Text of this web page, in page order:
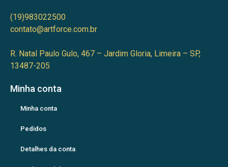
(19)983022500
contato@artforce.com.br
R. Natal Paulo Gulo, 467 – Jardim Gloria, Limeira – SP,
13487-205
Minha conta
Minha conta
Pedidos
Detalhes da conta